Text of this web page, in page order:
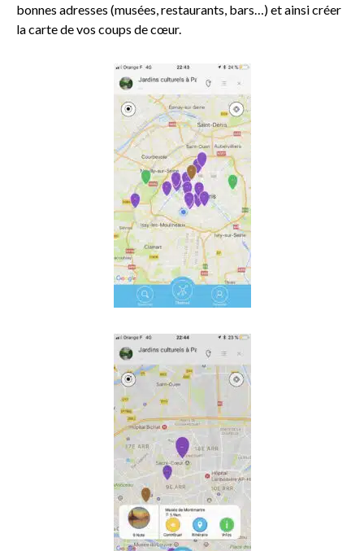
bonnes adresses (musées, restaurants, bars…) et ainsi créer
la carte de vos coups de cœur.